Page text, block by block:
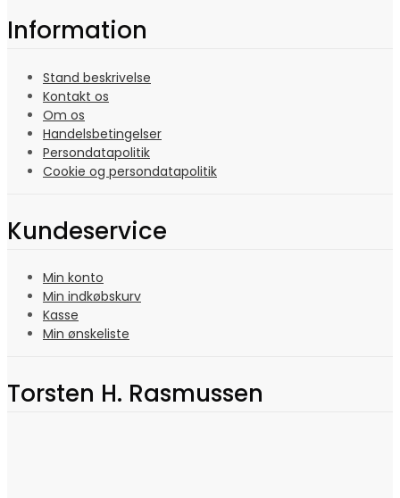
Information
Stand beskrivelse
Kontakt os
Om os
Handelsbetingelser
Persondatapolitik
Cookie og persondatapolitik
Kundeservice
Min konto
Min indkøbskurv
Kasse
Min ønskeliste
Torsten H. Rasmussen